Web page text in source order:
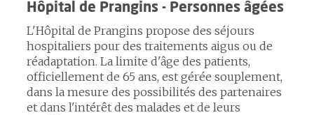
Hôpital de Prangins - Personnes âgées
L'Hôpital de Prangins propose des séjours
hospitaliers pour des traitements aigus ou de
réadaptation. La limite d'âge des patients,
officiellement de 65 ans, est gérée souplement,
dans la mesure des possibilités des partenaires
et dans l'intérêt des malades et de leurs